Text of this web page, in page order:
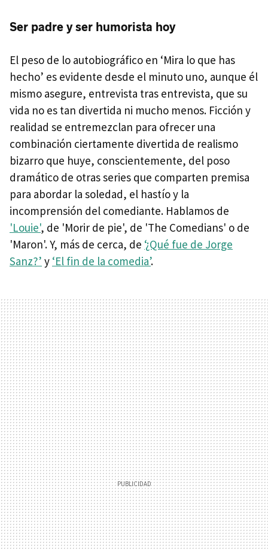
Ser padre y ser humorista hoy
El peso de lo autobiográfico en ‘Mira lo que has
hecho’ es evidente desde el minuto uno, aunque él
mismo asegure, entrevista tras entrevista, que su
vida no es tan divertida ni mucho menos. Ficción y
realidad se entremezclan para ofrecer una
combinación ciertamente divertida de realismo
bizarro que huye, conscientemente, del poso
dramático de otras series que comparten premisa
para abordar la soledad, el hastío y la
incomprensión del comediante. Hablamos de
'Louie', de 'Morir de pie', de 'The Comedians' o de
'Maron'. Y, más de cerca, de ‘¿Qué fue de Jorge
Sanz?’ y ‘El fin de la comedia’.